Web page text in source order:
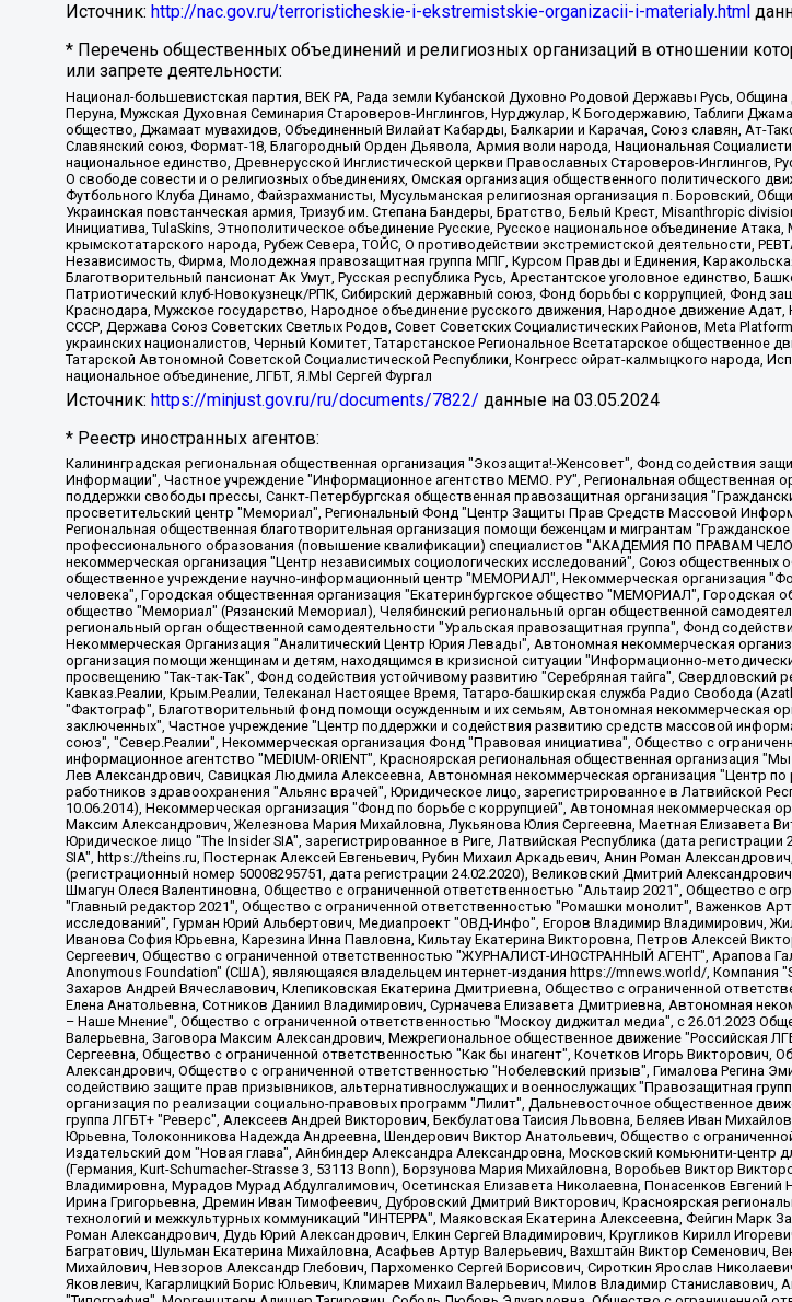
Источник: http://nac.gov.ru/terroristicheskie-i-ekstremistskie-organizacii-i-materialy.html
* Перечень общественных объединений и религиозных организаций в отношении
или запрете деятельности:
Национал-большевистская партия, ВЕК РА, Рада земли Кубанской Духовно Родовой Державы Русь,
Перуна, Мужская Духовная Семинария Староверов-Инглингов, Нурджулар, К Богодержавию, Таблиги
общество, Джамаат мувахидов, Объединенный Вилайат Кабарды, Балкарии и Карачая, Союз славян, Ат-
Славянский союз, Формат-18, Благородный Орден Дьявола, Армия воли народа, Национальная
национальное единство, Древнерусской Инглистической церкви Православных Староверов-Инглингов,
О свободе совести и о религиозных объединениях, Омская организация общественного политического
Футбольного Клуба Динамо, Файзрахманисты, Мусульманская религиозная организация п. Боровский,
Украинская повстанческая армия, Тризуб им. Степана Бандеры, Братство, Белый Крест, Misanthropic
Инициатива, TulaSkins, Этнополитическое объединение Русские, Русское национальное объединение
крымскотатарского народа, Рубеж Севера, ТОЙС, О противодействии экстремистской деятельности,
Независимость, Фирма, Молодежная правозащитная группа МПГ, Курсом Правды и Единения,
Благотворительный пансионат Ак Умут, Русская республика Русь, Арестантское уголовное единство,
Патриотический клуб-Новокузнецк/РПК, Сибирский державный союз, Фонд борьбы с коррупцией, Фонд
Краснодара, Мужское государство, Народное объединение русского движения, Народное движение
СССР, Держава Союз Советских Светлых Родов, Совет Советских Социалистических Районов, Meta
украинских националистов, Черный Комитет, Татарстанское Региональное Всетатарское
Татарской Автономной Советской Социалистической Республики, Конгресс ойрат-калмыцкого народа,
национальное объединение, ЛГБТ, Я.МЫ Сергей Фургал
Источник: https://minjust.gov.ru/ru/documents/7822/ данные на 03.05.2024
* Реестр иностранных агентов:
Калининградская региональная общественная организация "Экозащита!-Женсовет", Фонд содействия защите прав и свобод граждан "Общественный вердикт", Фонд "Институт Развития Свободы Информации", Частное учреждение "Информационное агентство МЕМО. РУ", Региональная общественная организация "Общественная комиссия по сохранению наследия академика Сахарова", Фонд поддержки свободы прессы, Санкт-Петербургская общественная правозащитная организация "Гражданский контроль", Межрегиональная общественная организация "Информационно-просветительский центр "Мемориал", Региональный Фонд "Центр Защиты Прав Средств Массовой Информации", с 05.12.2023 Фонд "Центр Защиты Прав Средств массовой информации", Региональная общественная благотворительная организация помощи беженцам и мигрантам "Гражданское содействие", Негосударственное образовательное учреждение дополнительного профессионального образования (повышение квалификации) специалистов "АКАДЕМИЯ ПО ПРАВАМ ЧЕЛОВЕКА", Свердловская региональная общественная организация "Сутяжник", Автономная некоммерческая организация "Центр независимых социологических исследований", Союз общественных объединений "Российский исследовательский центр по правам человека", Региональное общественное учреждение научно-информационный центр "МЕМОРИАЛ", Некоммерческая организация "Фонд защиты гласности", Автономная некоммерческая организация "Институт прав человека", Городская общественная организация "Екатеринбургское общество "МЕМОРИАЛ", Городская общественная организация "Рязанское историко-просветительское и правозащитное общество "Мемориал" (Рязанский Мемориал), Челябинский региональный орган общественной самодеятельности – женское общественное объединение "Женщины Евразии", Челябинский региональный орган общественной самодеятельности "Уральская правозащитная группа", Фонд содействия защите здоровья и социальной справедливости имени Андрея Рылькова, Автономная Некоммерческая Организация "Аналитический Центр Юрия Левады", Автономная некоммерческая организация социальной поддержки населения "Проект Апрель", Региональная общественная организация помощи женщинам и детям, находящимся в кризисной ситуации "Информационно-методический центр "Анна", Фонд содействия развитию массовых коммуникаций и правовому просвещению "Так-так-Так", Фонд содействия устойчивому развитию "Серебряная тайга", Свердловский региональный общественный фонд социальных проектов "Новое время", "Idel.Реалии", Кавказ.Реалии, Крым.Реалии, Телеканал Настоящее Время, Татаро-башкирская служба Радио Свобода (Azatliq Radiosi), Радио Свободная Европа/Радио Свобода (PCE/PC), "Сибирь.Реалии", "Фактограф", Благотворительный фонд помощи осужденным и их семьям, Автономная некоммерческая организация "Институт глобализации и социальных движений", Фонд "В защиту прав заключенных", Частное учреждение "Центр поддержки и содействия развитию средств массовой информации", Пензенский региональный общественный благотворительный фонд "Гражданский союз", "Север.Реалии", Некоммерческая организация Фонд "Правовая инициатива", Общество с ограниченной ответственностью "Радио Свободная Европа/Радио Свобода", Чешское информационное агентство "MEDIUM-ORIENT", Красноярская региональная общественная организация "Мы против СПИДа", Камалягин Денис Николаевич, Маркелов Сергей Евгеньевич, Пономарев Лев Александрович, Савицкая Людмила Алексеевна, Автономная некоммерческая организация "Центр по работе с проблемой насилия "НАСИЛИЮ.НЕТ", Межрегиональный профессиональный союз работников здравоохранения "Альянс врачей", Юридическое лицо, зарегистрированное в Латвийской Республике, SIA "Medusa Project" (регистрационный номер 40103797863, дата регистрации 10.06.2014), Некоммерческая организация "Фонд по борьбе с коррупцией", Автономная некоммерческая организация "Институт права и публичной политики", Баданин Роман Сергеевич, Гликин Максим Александрович, Железнова Мария Михайловна, Лукьянова Юлия Сергеевна, Маетная Елизавета Витальевна, Маняхин Петр Борисович, Чуракова Ольга Владимировна, Ярош Юлия Петровна, Юридическое лицо "The Insider SIA", зарегистрированное в Риге, Латвийская Республика (дата регистрации 26.06.2015), являющееся администратором доменного имени интернет-издания "The Insider SIA", https://theins.ru, Постернак Алексей Евгеньевич, Рубин Михаил Аркадьевич, Анин Роман Александрович, Юридическое лицо Istories fonds, зарегистрированное в Латвийской Республике (регистрационный номер 50008295751, дата регистрации 24.02.2020), Великовский Дмитрий Александрович, Долинина Ирина Николаевна, Мароховская Алеся Алексеевна, Шлейнов Роман Юрьевич, Шмагун Олеся Валентиновна, Общество с ограниченной ответственностью "Альтаир 2021", Общество с ограниченной ответственностью "Вега 2021", Общество с ограниченной ответственностью "Главный редактор 2021", Общество с ограниченной ответственностью "Ромашки монолит", Важенков Артем Валерьевич, Ивановская областная общественная организация "Центр гендерных исследований", Гурман Юрий Альбертович, Медиапроект "ОВД-Инфо", Егоров Владимир Владимирович, Жилинский Владимир Александрович, Общество с ограниченной ответственностью "ЗП", Иванова София Юрьевна, Карезина Инна Павловна, Кильтау Екатерина Викторовна, Петров Алексей Викторович, Пискунов Сергей Евгеньевич, Смирнов Сергей Сергеевич, Тихонов Михаил Сергеевич, Общество с ограниченной ответственностью "ЖУРНАЛИСТ-ИНОСТРАННЫЙ АГЕНТ", Арапова Галина